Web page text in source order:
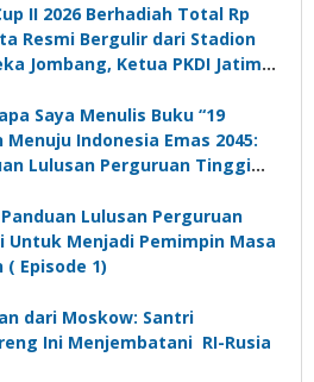
II 2026 Berhadiah Total Rp
Resmi Bergulir dari Stadion
Jombang, Ketua PKDI Jatim:
Kades untuk Memajukan
Saya Menulis Buku “19
Menuju Indonesia Emas 2045:
Lulusan Perguruan Tinggi
Lulusan Perguruan
Untuk Menjadi Pemimpin Masa
( Episode 1)
dari Moskow: Santri
Ini Menjembatani RI-Rusia